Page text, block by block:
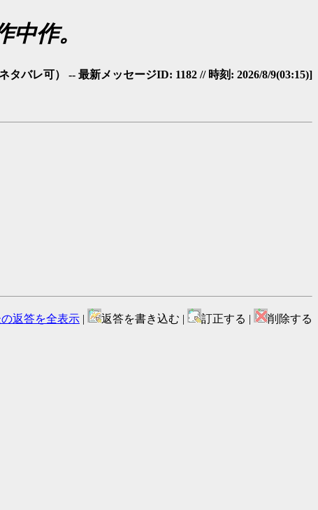
作。
バレ可） -- 最新メッセージID: 1182 // 時刻: 2026/8/9(03:15)]
返答を全表示 | 返答を書き込む | 訂正する | 削除する